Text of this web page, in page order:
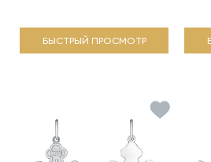
БЫСТРЫЙ ПРОСМОТР